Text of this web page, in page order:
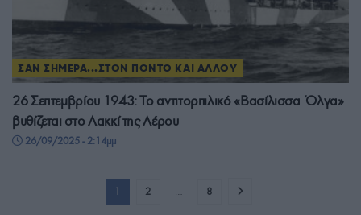
ΣΑΝ ΣΗΜΕΡΑ...ΣΤΟΝ ΠΟΝΤΟ ΚΑΙ ΑΛΛΟΥ
26 Σεπτεμβρίου 1943: Το αντιτορπιλικό «Βασίλισσα Όλγα»
βυθίζεται στο Λακκί της Λέρου
26/09/2025 - 2:14μμ
1 2 … 8